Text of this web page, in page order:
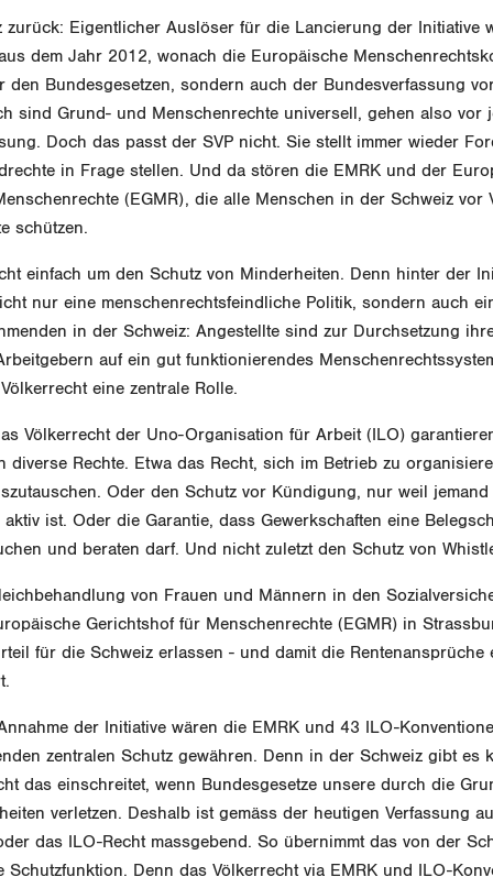
zurück: Eigentlicher Auslöser für die Lancierung der Initiative
dem Jahr 2012, wonach die Europäische
den Bundesgesetzen, sondern auch der Bundesverfassung
sind Grund- und Menschenrechte universell, gehen also vor
Doch das passt der SVP nicht. Sie stellt immer wieder
in Frage stellen. Und da stören die EMRK und der
(EGMR), die alle Menschen in der Schweiz vor
schützen.
einfach um den Schutz von Minderheiten. Denn hinter der
nur eine menschenrechtsfeindliche Politik, sondern auch
in der Schweiz: Angestellte sind zur Durchsetzung
auf ein gut funktionierendes
eine zentrale Rolle.
Völkerrecht der Uno-Organisation für Arbeit (ILO)
diverse Rechte. Etwa das Recht, sich im Betrieb zu
Oder den Schutz vor Kündigung, nur weil jemand
ist. Oder die Garantie, dass Gewerkschaften eine
und beraten darf. Und nicht zuletzt den Schutz von
von Frauen und Männern in den
Gerichtshof für Menschenrechte (EGMR) in
für die Schweiz erlassen - und damit die Rentenansprüche
der Initiative wären die EMRK und 43 ILO-
zentralen Schutz gewähren. Denn in der Schweiz gibt es
das einschreitet, wenn Bundesgesetze unsere durch die
verletzen. Deshalb ist gemäss der heutigen Verfassung
das ILO-Recht massgebend. So übernimmt das von der
Schutzfunktion. Denn das Völkerrecht via EMRK und ILO-